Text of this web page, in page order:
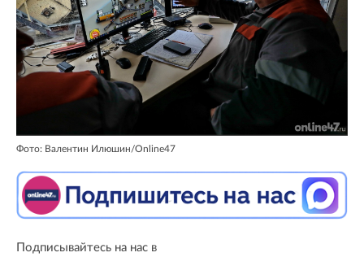
Фото: Валентин Илюшин/Online47
Подписывайтесь на нас в